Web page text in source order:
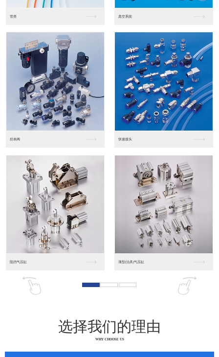
进口松下PLC2 进口松下PLC
东莞松下PLC 松下人机界面GT07
松下人机界面DP10... 数字光钎传感器FX-...
选择我们的理由
WHY CHOOSE US